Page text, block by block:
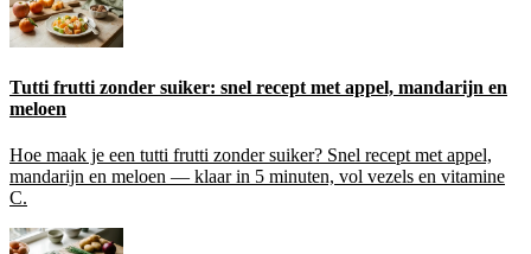
Tutti frutti zonder suiker: snel recept met appel, mandarijn en
meloen
Hoe maak je een tutti frutti zonder suiker? Snel recept met appel,
mandarijn en meloen — klaar in 5 minuten, vol vezels en vitamine
C.